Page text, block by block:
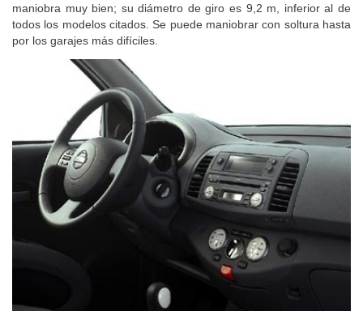
maniobra muy bien; su diámetro de giro es 9,2 m, inferior al de
todos los modelos citados. Se puede maniobrar con soltura hasta
por los garajes más difíciles.